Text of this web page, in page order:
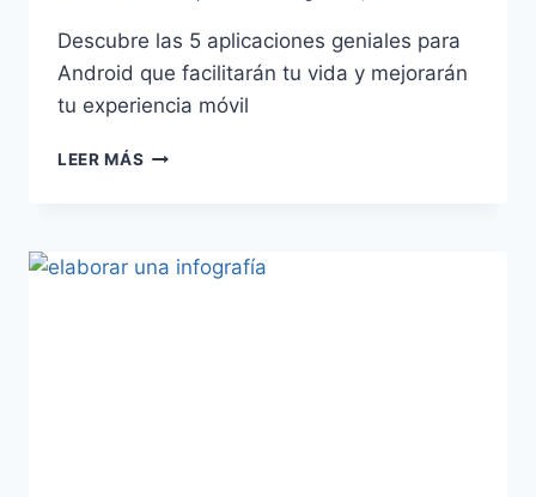
Descubre las 5 aplicaciones geniales para
Android que facilitarán tu vida y mejorarán
tu experiencia móvil
LEER MÁS